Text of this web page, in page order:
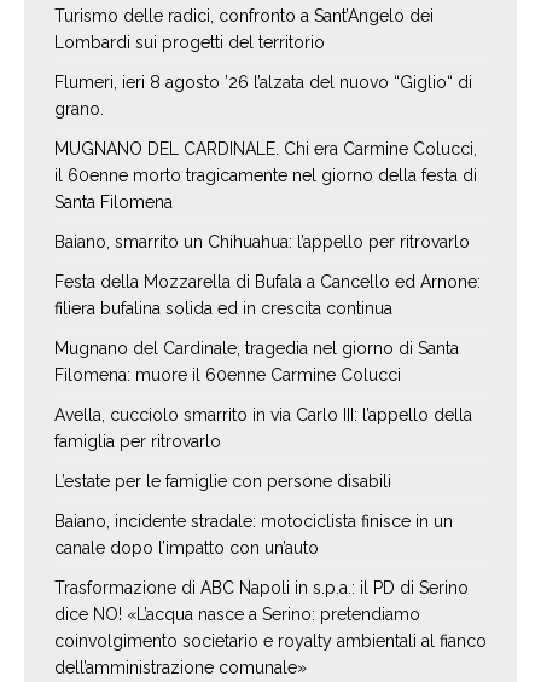
Turismo delle radici, confronto a Sant’Angelo dei
Lombardi sui progetti del territorio
Flumeri, ieri 8 agosto ’26 l’alzata del nuovo “Giglio“ di
grano.
MUGNANO DEL CARDINALE. Chi era Carmine Colucci,
il 60enne morto tragicamente nel giorno della festa di
Santa Filomena
Baiano, smarrito un Chihuahua: l’appello per ritrovarlo
Festa della Mozzarella di Bufala a Cancello ed Arnone:
filiera bufalina solida ed in crescita continua
Mugnano del Cardinale, tragedia nel giorno di Santa
Filomena: muore il 60enne Carmine Colucci
Avella, cucciolo smarrito in via Carlo III: l’appello della
famiglia per ritrovarlo
L’estate per le famiglie con persone disabili
Baiano, incidente stradale: motociclista finisce in un
canale dopo l’impatto con un’auto
Trasformazione di ABC Napoli in s.p.a.: il PD di Serino
dice NO! «L’acqua nasce a Serino: pretendiamo
coinvolgimento societario e royalty ambientali al fianco
dell’amministrazione comunale»